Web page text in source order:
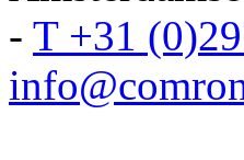
- T +31